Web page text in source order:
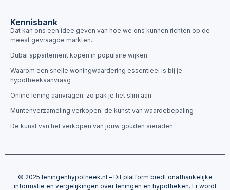
Kennisbank
Dat kan ons een idee geven van hoe we ons kunnen richten op de
meest gevraagde markten.
Dubai appartement kopen in populaire wijken
Waarom een snelle woningwaardering essentieel is bij je
hypotheekaanvraag
Online lening aanvragen: zo pak je het slim aan
Muntenverzameling verkopen: de kunst van waardebepaling
De kunst van het verkopen van jouw gouden sieraden
© 2025 leningenhypotheek.nl – Dit platform biedt onafhankelijke
informatie en vergelijkingen over leningen en hypotheken. Er wordt